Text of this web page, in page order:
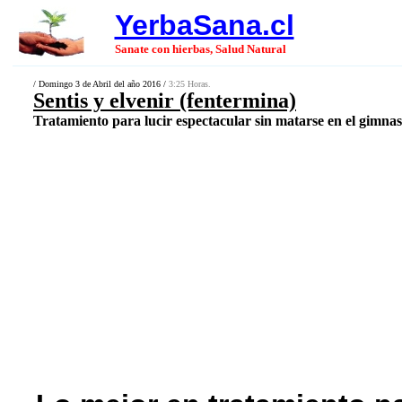
YerbaSana.cl
Sanate con hierbas, Salud Natural
/ Domingo 3 de Abril del año 2016 / 3:25 Horas.
Sentis y elvenir (fentermina)
Tratamiento para lucir espectacular sin matarse en el